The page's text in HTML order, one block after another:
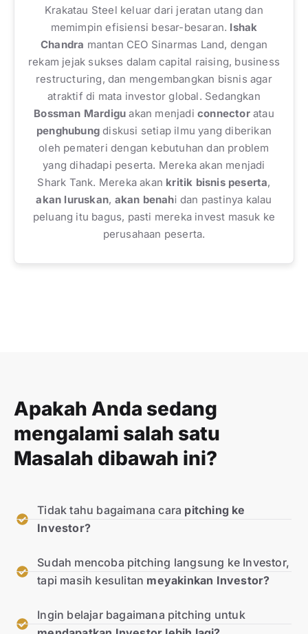
Krakatau Steel keluar dari jeratan utang dan
memimpin efisiensi besar-besaran. Ishak
Chandra mantan CEO Sinarmas Land, dengan
rekam jejak sukses dalam capital raising, business
restructuring, dan mengembangkan bisnis agar
atraktif di mata investor global. Sedangkan
Bossman Mardigu akan menjadi connectoratau
penghubung diskusi setiap ilmu yang diberikan
oleh pemateri dengan kebutuhan dan problem
yang dihadapi peserta. Mereka akan menjadi
Shark Tank. Mereka akan kritik bisnis peserta,
akan luruskan, akan benahi dan pastinya kalau
peluang itu bagus, pasti mereka invest masuk ke
perusahaan peserta.
Apakah Anda sedang
mengalami salah satu
Masalah dibawah ini?
Tidak tahu bagaimana cara pitching ke
Investor?
Sudah mencoba pitching langsung ke Investor,
tapi masih kesulitan meyakinkan Investor?
Ingin belajar bagaimana pitching untuk